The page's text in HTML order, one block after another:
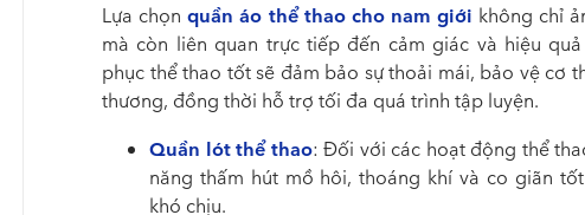
Lựa chọnquần áo thể thao cho nam giới không chỉ
mà còn liên quan trực tiếp đến cảm giác và hiệu
phục thể thao tốt sẽ đảm bảo sự thoải mái, bảo vệ cơ
thương, đồng thời hỗ trợ tối đa quá trình tập luyện.
Quần lót thể thao: Đối với các hoạt động thể
năng thấm hút mồ hôi, thoáng khí và co giãn
khó chịu.